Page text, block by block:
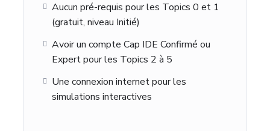
Aucun pré-requis pour les Topics 0 et 1
(gratuit, niveau Initié)
Avoir un compte Cap IDE Confirmé ou
Expert pour les Topics 2 à 5
Une connexion internet pour les
simulations interactives